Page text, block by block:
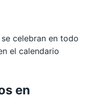
celebran en todo
el calendario
en